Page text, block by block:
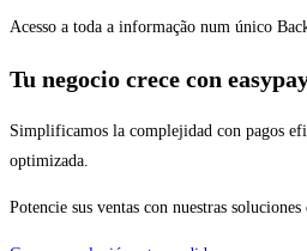
Acesso a toda a informação num único
Tu negocio crece con
Simplificamos la complejidad con pagos
optimizada.
Potencie sus ventas con nuestras soluciones